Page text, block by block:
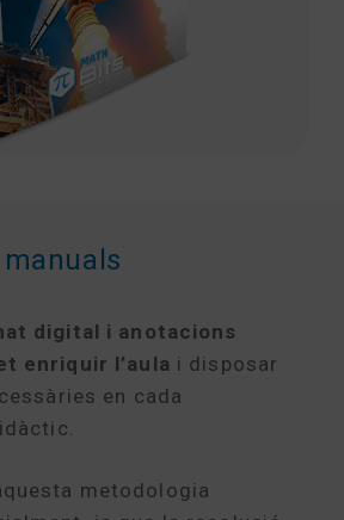
digital i anotacions
enriquir l’aula i disposar
en cada
metodologia